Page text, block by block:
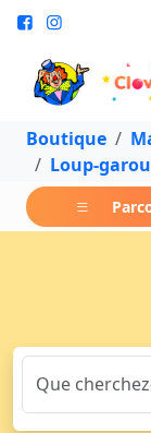
Boutique
Loup-garou